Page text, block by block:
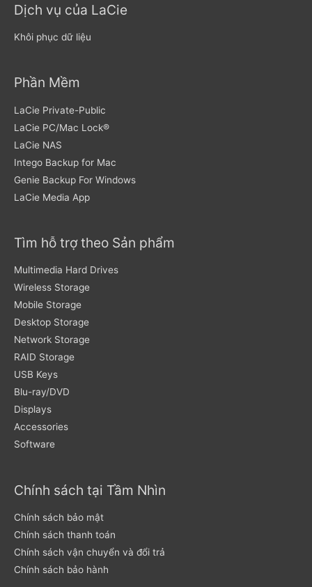
Dịch vụ của LaCie
Khôi phục dữ liệu
Phần Mềm
LaCie Private-Public
LaCie PC/Mac Lock®
LaCie NAS
Intego Backup for Mac
Genie Backup For Windows
LaCie Media App
Tìm hỗ trợ theo Sản phẩm
Multimedia Hard Drives
Wireless Storage
Mobile Storage
Desktop Storage
Network Storage
RAID Storage
USB Keys
Blu-ray/DVD
Displays
Accessories
Software
Chính sách tại Tầm Nhìn
Chính sách bảo mật
Chính sách thanh toán
Chính sách vận chuyển và đổi trả
Chính sách bảo hành